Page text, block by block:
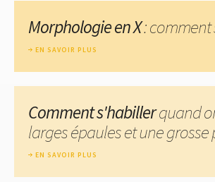
Morphologie en X: comment
EN SAVOIR PLUS
Comment s'habillerquand
larges épaules et une grosse
EN SAVOIR PLUS